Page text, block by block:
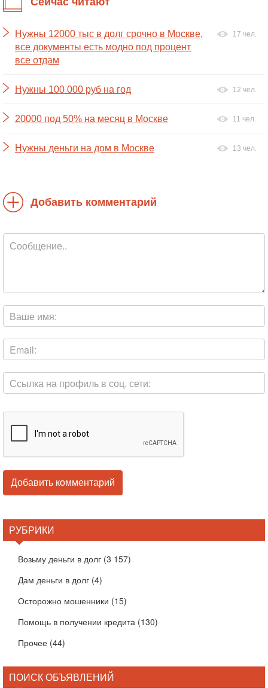
Нужны 12000 тыс в долг срочно в Москве,
все документы есть модно под процент
все отдам
17 чел.
Нужны 100 000 руб на год 12 чел.
20000 под 50% на месяц в Москве 11 чел.
Нужны деньги на дом в Москве 13 чел.
Добавить комментарий
РУБРИКИ
Возьму деньги в долг (3 157)
Дам деньги в долг (4)
Осторожно мошенники (15)
Помощь в получении кредита (130)
Прочее (44)
ПОИСК ОБЪЯВЛЕНИЙ